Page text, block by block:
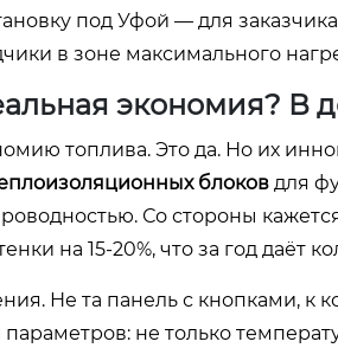
под Уфой — для
в зоне максимального
экономия? В
топлива. Это да. Но их
блоков для
Со стороны
на 15-20%, что за год даёт
Не та панель с кнопками, к
не только